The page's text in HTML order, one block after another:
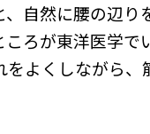
自然に腰の辺り
ろが東洋医学で
よくしながら、